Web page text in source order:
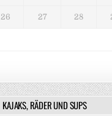
26 27 28
KAJAKS, RÄDER UND SUPS